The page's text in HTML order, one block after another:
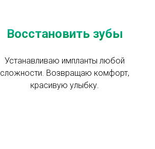
Восстановить зубы
Устанавливаю импланты любой
сложности. Возвращаю комфорт,
красивую улыбку.